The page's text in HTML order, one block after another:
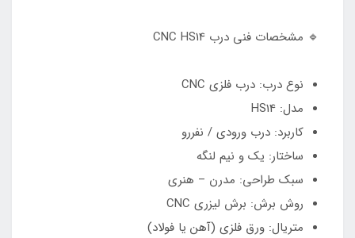
🔹 مشخصات فنی درب CNC HS14
نوع درب: درب فلزی CNC
مدل: HS14
کاربرد: درب ورودی / نفررو
ساختار: یک و نیم لنگه
سبک طراحی: مدرن – هنری
روش برش: برش لیزری CNC
متریال: ورق فلزی (آهن یا فولاد)